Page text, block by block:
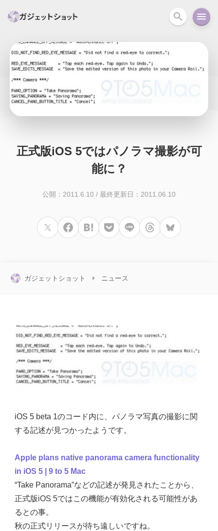
セール情報 スマートホーム
正式版iOS 5ではパノラマ撮影が可
能に？
公開：2011.6.10 / 最終更新日：2011.06.10
ガジェットショット ニュース
iOS 5 beta 1のコード内に、パノラマ写真の撮影に関
する記述が見つかったようです。
Apple plans native panorama camera functionality
in iOS 5 | 9 to 5 Mac
“Take Panorama”などの記述が発見されたことから、
正式版iOS 5ではこの機能が有効化される可能性があ
るとの事。
秋の正式リリースが待ち遠しいですね。